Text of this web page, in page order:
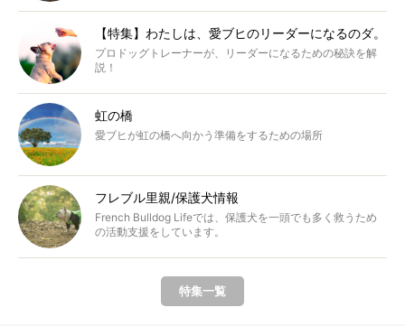
【特集】わたしは、愛ブヒのリーダーになるのダ。
プロドッグトレーナーが、リーダーになるための秘訣を解
説！
虹の橋
愛ブヒが虹の橋へ向かう準備をするための場所
フレブル里親/保護犬情報
French Bulldog Lifeでは、保護犬を一頭でも多く救うため
の活動支援をしています。
特集一覧